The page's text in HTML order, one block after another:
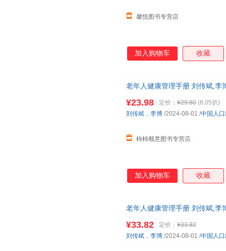
馨悦图书专营店
加入购物车 收藏
老年人健康管理手册 刘传斌,李
¥23.98 定价： ¥29.80 (8.05折)
柿柿顺意图书专营店
刘传斌 ， 李博 /2024-08-01 /中国人
加入购物车 收藏
老年人健康管理手册 刘传斌,李
¥33.82 定价： ¥33.82
刘传斌 ， 李博 /2024-08-01 /中国人